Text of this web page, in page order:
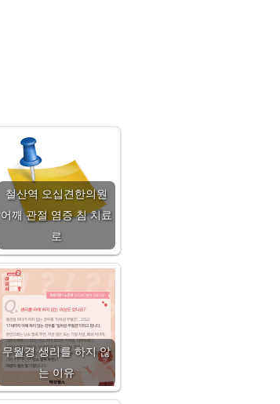
철산역 오십견한의원
어깨 관절 염증 침 치료
로
무월경 생리를 하지 않
는 이유